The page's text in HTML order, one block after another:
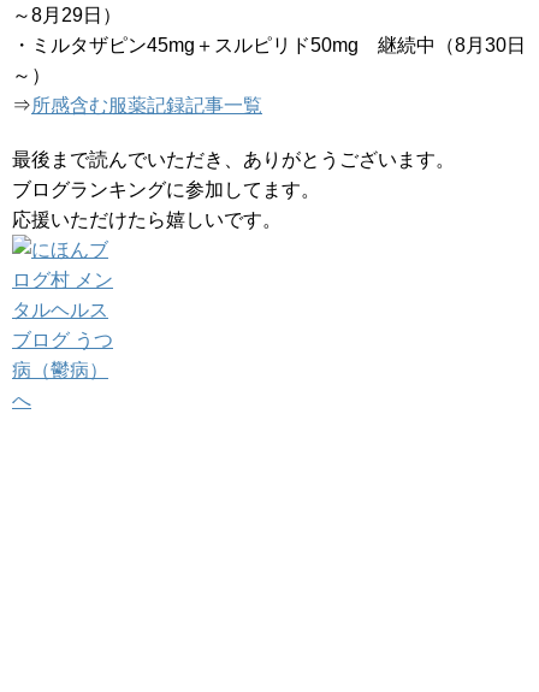
～8月29日）
・ミルタザピン45mg＋スルピリド50mg 継続中（8月30日
～）
⇒所感含む服薬記録記事一覧
最後まで読んでいただき、ありがとうございます。
ブログランキングに参加してます。
応援いただけたら嬉しいです。